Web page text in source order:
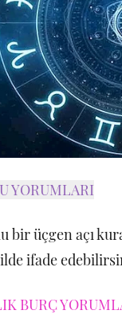
YORUMLARI
bir üçgen açı
ifade
BURÇ